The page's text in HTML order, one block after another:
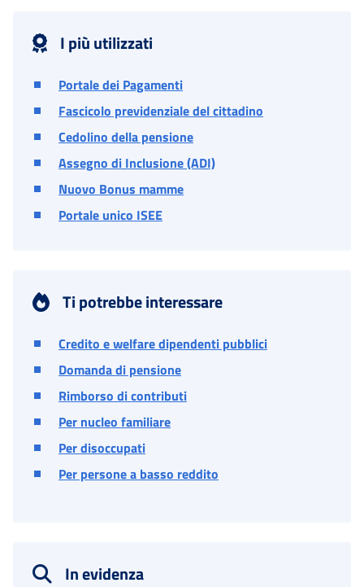
I più utilizzati
Portale dei Pagamenti
Fascicolo previdenziale del cittadino
Cedolino della pensione
Assegno di Inclusione (ADI)
Nuovo Bonus mamme
Portale unico ISEE
Ti potrebbe interessare
Credito e welfare dipendenti pubblici
Domanda di pensione
Rimborso di contributi
Per nucleo familiare
Per disoccupati
Per persone a basso reddito
In evidenza